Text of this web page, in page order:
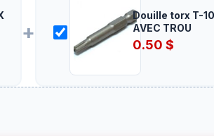
+
Douille torx T-10 50MM
AVEC TROU
0.50 $